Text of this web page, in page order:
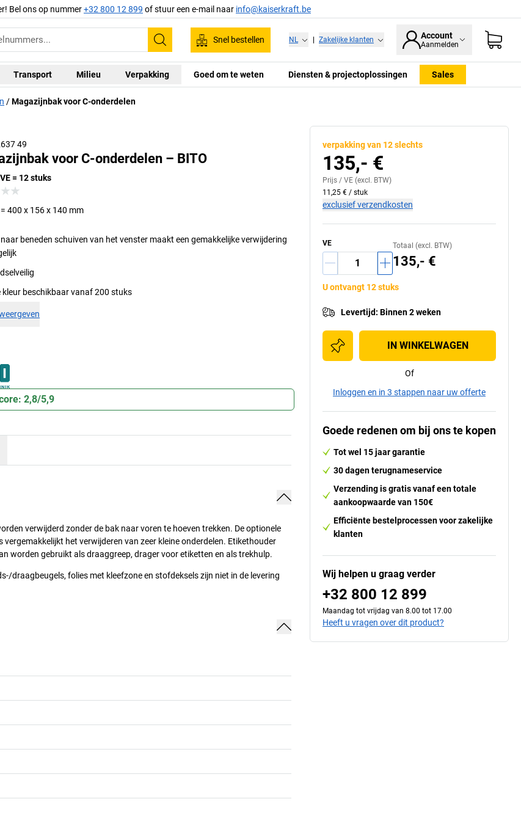
Bel ons op nummer+32 800 12 899 of stuur een e-mail naar info@kaiserkraft.be
Zoeken
Snel bestellen NL Zakelijke klanten Account
Aanmelden
Transport Milieu Verpakking Goed om te weten Diensten & projectoplossingen Sales
Magazijnbak voor C-onderdelen
49
voor C-onderdelen – BITO
= 12 stuks
= 400 x 156 x 140 mm
beneden schuiven van het venster maakt een gemakkelijke verwijdering
kleur beschikbaar vanaf 200 stuks
2,8/5,9
verwijderd zonder de bak naar voren te hoeven trekken. De optionele
het verwijderen van zeer kleine onderdelen. Etikethouder
worden gebruikt als draaggreep, drager voor etiketten en als trekhulp.
draagbeugels, folies met kleefzone en stofdeksels zijn niet in de levering
verpakking van 12 slechts
135,- €
Prijs / VE (excl. BTW)
11,25 € / stuk
exclusief verzendkosten
VE Totaal (excl. BTW)
135,- €
U ontvangt 12 stuks
Levertijd: Binnen 2 weken
IN WINKELWAGEN
Of
Inloggen en in 3 stappen naar uw offerte
Goede redenen om bij ons te kopen
Tot wel 15 jaar garantie
30 dagen terugnameservice
Verzending is gratis vanaf een totale
aankoopwaarde van 150€
Efficiënte bestelprocessen voor zakelijke
klanten
Wij helpen u graag verder
+32 800 12 899
Maandag tot vrijdag van 8.00 tot 17.00
Heeft u vragen over dit product?